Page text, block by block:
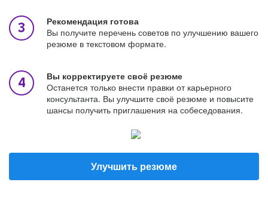
Рекомендация готова
Вы получите перечень советов по улучшению вашего
резюме в текстовом формате.
Вы корректируете своё резюме
Останется только внести правки от карьерного
консультанта. Вы улучшите своё резюме и повысите
шансы получить приглашения на собеседования.
Улучшить резюме